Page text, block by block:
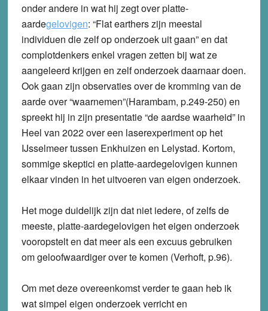
onder andere in wat hij zegt over platte-
aardegelovigen: “Flat earthers zijn meestal
individuen die zelf op onderzoek uit gaan” en dat
complotdenkers enkel vragen zetten bij wat ze
aangeleerd krijgen en zelf onderzoek daarnaar doen.
Ook gaan zijn observaties over de kromming van de
aarde over “waarnemen”(Harambam, p.249-250) en
spreekt hij in zijn presentatie “de aardse waarheid” in
Heel van 2022 over een laserexperiment op het
IJsselmeer tussen Enkhuizen en Lelystad. Kortom,
sommige skeptici en platte-aardegelovigen kunnen
elkaar vinden in het uitvoeren van eigen onderzoek.
Het moge duidelijk zijn dat niet iedere, of zelfs de
meeste, platte-aardegelovigen het eigen onderzoek
vooropstelt en dat meer als een excuus gebruiken
om geloofwaardiger over te komen (Verhoft, p.96).
Om met deze overeenkomst verder te gaan heb ik
wat simpel eigen onderzoek verricht en